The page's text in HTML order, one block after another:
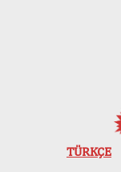
TÜRKÇE